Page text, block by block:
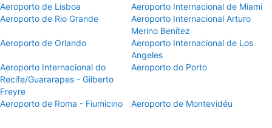
Aeroporto de Lisboa
Aeroporto Internacional de Miami
Aeroporto de Rio Grande
Aeroporto Internacional Arturo
Merino Benítez
Aeroporto de Orlando
Aeroporto Internacional de Los
Angeles
Aeroporto Internacional do
Recife/Guararapes - Gilberto
Freyre
Aeroporto do Porto
Aeroporto de Roma - Fiumicino Aeroporto de Montevidéu